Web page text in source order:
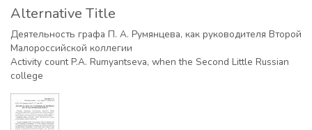
Alternative Title
Деятельность графа П. А. Румянцева, как руководителя Второй
Малороссийской коллегии
Activity count P.A. Rumyantseva, when the Second Little Russian
college